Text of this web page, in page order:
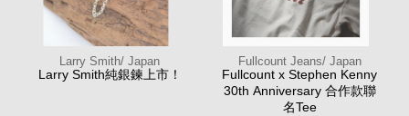
Larry Smith/ Japan
Larry Smith純銀鍊上市！
Fullcount Jeans/ Japan
Fullcount x Stephen Kenny
30th Anniversary 合作款聯
名Tee